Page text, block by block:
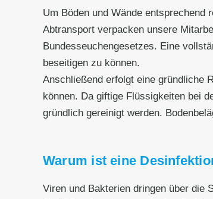
Um Böden und Wände entsprechend
Abtransport verpacken unsere
Bundesseuchengesetzes. Eine
beseitigen zu können.
Anschließend erfolgt eine gründliche
können. Da giftige Flüssigkeiten bei
gründlich gereinigt werden.
Warum ist eine
Viren und Bakterien dringen über die